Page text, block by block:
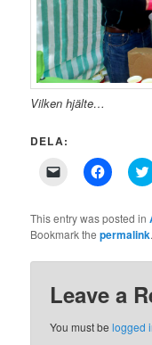
Vilken hjälte…
DELA:
Click
link
to
a
(Opens
window)
Click
to
(Opens
in
window)
in
This entry was posted in
Bookmark thepermalink.
Leave a
You must belogged